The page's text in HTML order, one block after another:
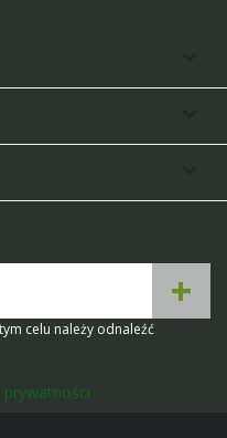
celu należy odnaleźć
prywatności